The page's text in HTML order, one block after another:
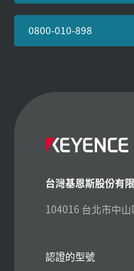
0800-010-898
台灣基恩斯股份有
104016 台北市中
認證的型號